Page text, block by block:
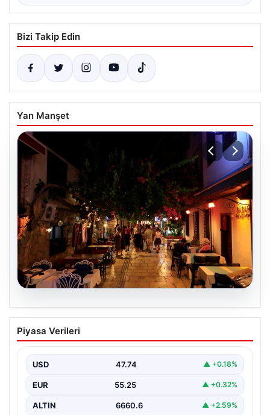
Bizi Takip Edin
Yan Manşet
Normalde 500 kişi yaşıyor, yaz
aylarında nüfus 100 katına çıkıyor
Piyasa Verileri
USD 47.74 ▲ +0.18%
EUR 55.25 ▲ +0.32%
ALTIN 6660.6 ▲ +2.59%